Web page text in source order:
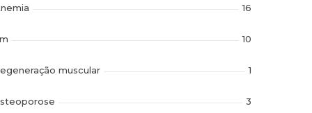
16
10
muscular 1
3